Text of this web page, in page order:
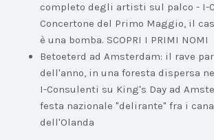
completo degli artisti sul palco - I-
Concertone del Primo Maggio, il
è una bomba. SCOPRI I PRIMI NOMI
Betoeterd ad Amsterdam: il rave
dell'anno, in una foresta dispersa
I-Consulenti su King's Day ad
festa nazionale "delirante" fra i
dell'Olanda